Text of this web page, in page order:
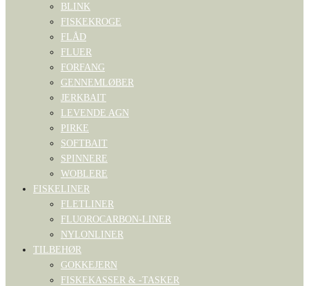
BLINK
FISKEKROGE
FLÅD
FLUER
FORFANG
GENNEMLØBER
JERKBAIT
LEVENDE AGN
PIRKE
SOFTBAIT
SPINNERE
WOBLERE
FISKELINER
FLETLINER
FLUOROCARBON-LINER
NYLONLINER
TILBEHØR
GOKKEJERN
FISKEKASSER & -TASKER